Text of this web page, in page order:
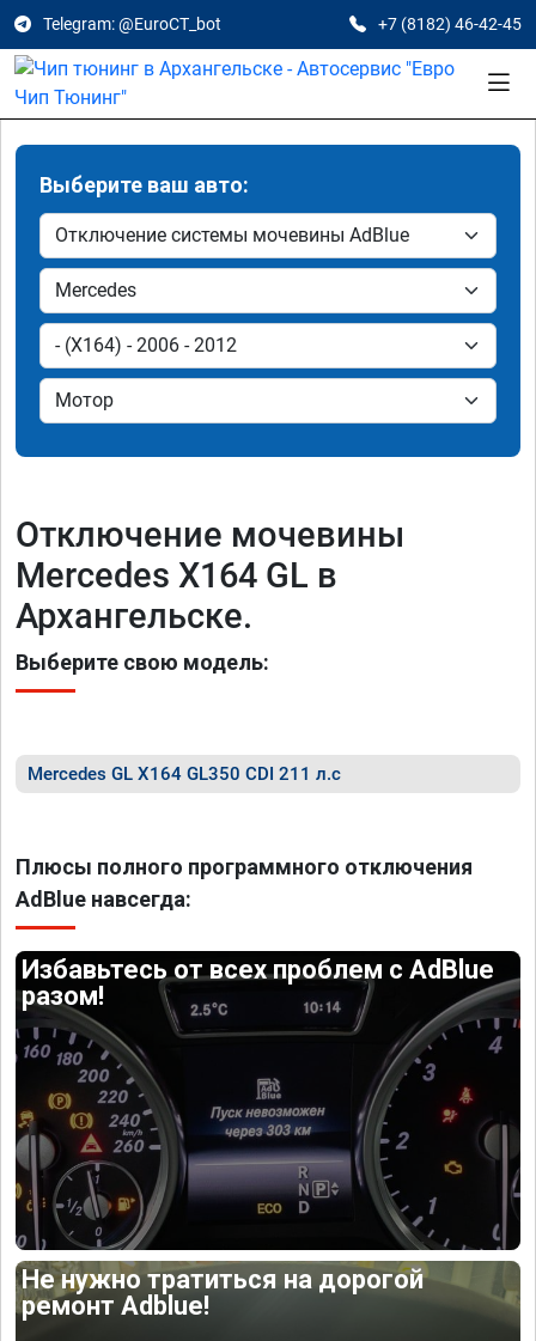
Telegram: @EuroCT_bot +7 (8182) 46-42-45
Выберите ваш авто:
Отключение мочевины
Mercedes X164 GL в
Архангельске.
Выберите свою модель:
Mercedes GL X164 GL350 CDI 211 л.с
Плюсы полного программного отключения
AdBlue навсегда:
Избавьтесь от всех проблем с AdBlue
разом!
Не нужно тратиться на дорогой
ремонт Adblue!